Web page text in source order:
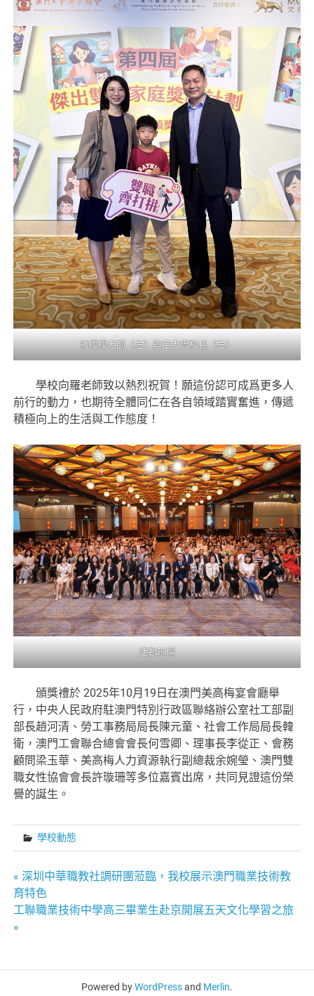
羅櫻櫻老師（左）與呂吉實校長（右）
學校向羅老師致以熱烈祝賀！願這份認可成爲更多人
前行的動力，也期待全體同仁在各自領域踏實奮進，傳遞
積極向上的生活與工作態度！
活動現場
頒獎禮於 2025年10月19日在澳門美高梅宴會廳舉
行，中央人民政府駐澳門特別行政區聯絡辦公室社工部副
部長趙河清、勞工事務局局長陳元童、社會工作局局長韓
衛，澳門工會聯合總會會長何雪卿、理事長李從正、會務
顧問梁玉華、美高梅人力資源執行副總裁余婉瑩、澳門雙
職女性協會會長許璇珊等多位嘉賓出席，共同見證這份榮
譽的誕生。​
學校動態
文
章
導
« 深圳中華職教社調研團蒞臨，我校展示澳門職業技術教
育特色
工聯職業技術中學高三畢業生赴京開展五天文化學習之旅
»
Powered byWordPressand Merlin.